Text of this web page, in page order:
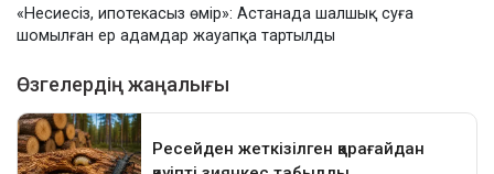
«Несиесіз, ипотекасыз өмір»: Астанада шалшық суға
шомылған ер адамдар жауапқа тартылды